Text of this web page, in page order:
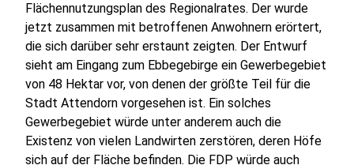
Flächennutzungsplan des Regionalrates. Der wurde
jetzt zusammen mit betroffenen Anwohnern erörtert,
die sich darüber sehr erstaunt zeigten. Der Entwurf
sieht am Eingang zum Ebbegebirge ein Gewerbegebiet
von 48 Hektar vor, von denen der größte Teil für die
Stadt Attendorn vorgesehen ist. Ein solches
Gewerbegebiet würde unter anderem auch die
Existenz von vielen Landwirten zerstören, deren Höfe
sich auf der Fläche befinden. Die FDP würde auch